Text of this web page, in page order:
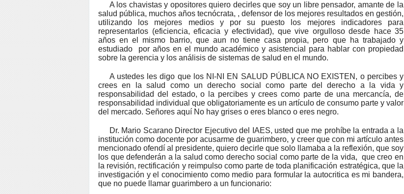
A los chavistas y opositores quiero decirles que soy un libre pensador, amante de la
salud pública, muchos años tecnócrata, , defensor de los mejores resultados en gestión,
utilizando los mejores medios y por su puesto los mejores indicadores para
representarlos (eficiencia, eficacia y efectividad), que vive orgulloso desde hace 35
años en el mismo barrio, que aun no tiene casa propia, pero que ha trabajado y
estudiado por años en el mundo académico y asistencial para hablar con propiedad
sobre la gerencia y los análisis de sistemas de salud en el mundo.
A ustedes les digo que los NI-NI EN SALUD PÚBLICA NO EXISTEN, o percibes y
crees en la salud como un derecho social como parte del derecho a la vida y
responsabilidad del estado, o la percibes y crees como parte de una mercancía, de
responsabilidad individual que obligatoriamente es un artículo de consumo parte y valor
del mercado. Señores aquí No hay grises o eres blanco o eres negro.
Dr. Mario Scarano Director Ejecutivo del IAES, usted que me prohíbe la entrada a la
institución como docente por acusarme de guarimbero, y creer que con mi artículo antes
mencionado ofendí al presidente, quiero decirle que solo llamaba a la reflexión, que soy
los que defenderán a la salud como derecho social como parte de la vida, que creo en
la revisión, rectificación y reimpulso como parte de toda planificación estratégica, que la
investigación y el conocimiento como medio para formular la autocritica es mi bandera,
que no puede llamar guarimbero a un funcionario: